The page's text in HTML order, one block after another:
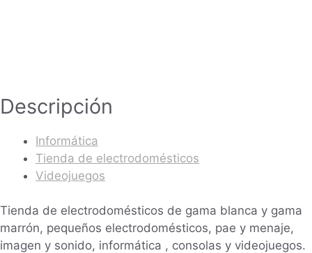
Descripción
Informática
Tienda de electrodomésticos
Videojuegos
Tienda de electrodomésticos de gama blanca y gama
marrón, pequeños electrodomésticos, pae y menaje,
imagen y sonido, informática , consolas y videojuegos.